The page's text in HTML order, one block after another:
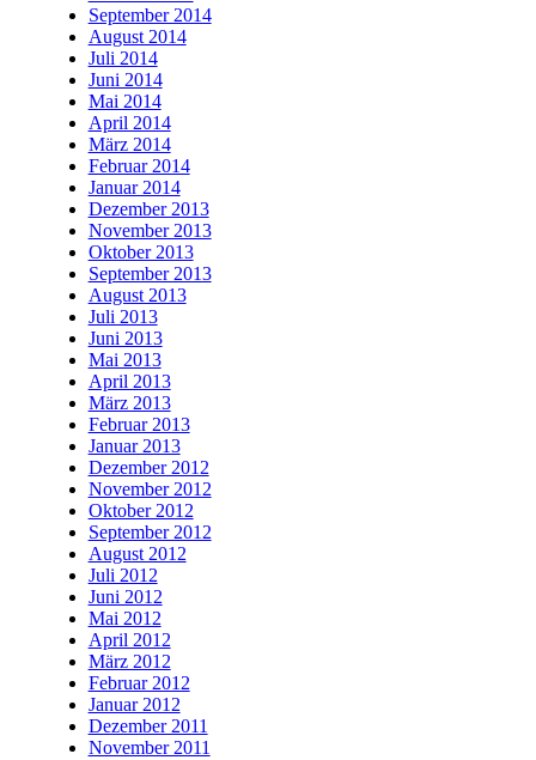
September 2014
August 2014
Juli 2014
Juni 2014
Mai 2014
April 2014
März 2014
Februar 2014
Januar 2014
Dezember 2013
November 2013
Oktober 2013
September 2013
August 2013
Juli 2013
Juni 2013
Mai 2013
April 2013
März 2013
Februar 2013
Januar 2013
Dezember 2012
November 2012
Oktober 2012
September 2012
August 2012
Juli 2012
Juni 2012
Mai 2012
April 2012
März 2012
Februar 2012
Januar 2012
Dezember 2011
November 2011